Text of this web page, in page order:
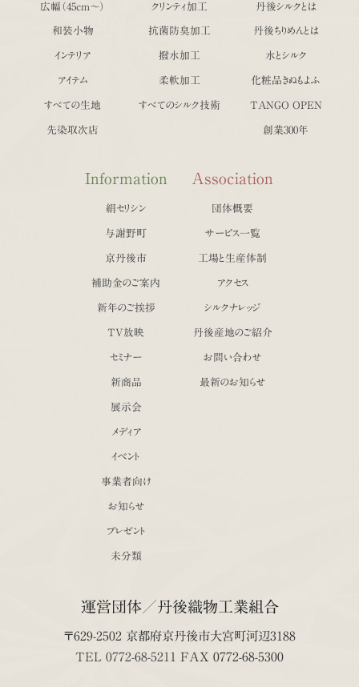
広幅（45cm〜）
和装小物
インテリア
アイテム
すべての生地
先染取次店
クリンティ加工
抗菌防臭加工
撥水加工
柔軟加工
すべてのシルク技術
丹後シルクとは
丹後ちりめんとは
水とシルク
化粧品きぬもよふ
TANGO OPEN
創業300年
Information
絹セリシン
与謝野町
京丹後市
補助金のご案内
新年のご挨拶
TV放映
セミナー
新商品
展示会
メディア
イベント
事業者向け
お知らせ
プレゼント
未分類
Association
団体概要
サービス一覧
工場と生産体制
アクセス
シルクナレッジ
丹後産地のご紹介
お問い合わせ
最新のお知らせ
運営団体／丹後織物工業組合
〒629-2502 京都府京丹後市大宮町河辺3188
TEL 0772-68-5211 FAX 0772-68-5300